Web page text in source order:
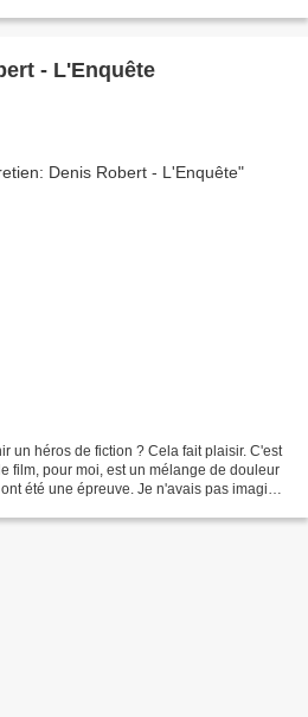
- L'Enquête
un héros de fiction ? Cela fait plaisir. C'est
film, pour moi, est un mélange de douleur
été une épreuve. Je n'avais pas imaginé